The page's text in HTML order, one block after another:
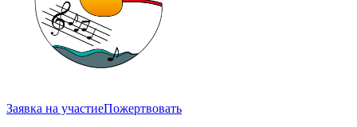
Заявка на участиеПожертвовать